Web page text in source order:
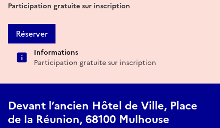
Participation gratuite sur inscription
Réserver
Informations
Participation gratuite sur inscription
Devant l’ancien Hôtel de Ville, Place
de la Réunion, 68100 Mulhouse